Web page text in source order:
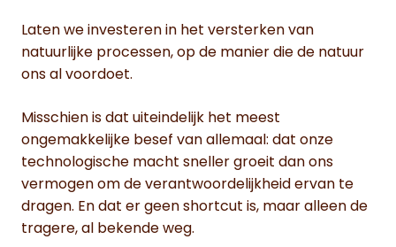
Laten we investeren in het versterken van
natuurlijke processen, op de manier die de natuur
ons al voordoet.
Misschien is dat uiteindelijk het meest
ongemakkelijke besef van allemaal: dat onze
technologische macht sneller groeit dan ons
vermogen om de verantwoordelijkheid ervan te
dragen. En dat er geen shortcut is, maar alleen de
tragere, al bekende weg.